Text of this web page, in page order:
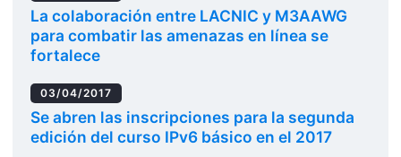
La colaboración entre LACNIC y M3AAWG
para combatir las amenazas en línea se
fortalece
03/04/2017
Se abren las inscripciones para la segunda
edición del curso IPv6 básico en el 2017